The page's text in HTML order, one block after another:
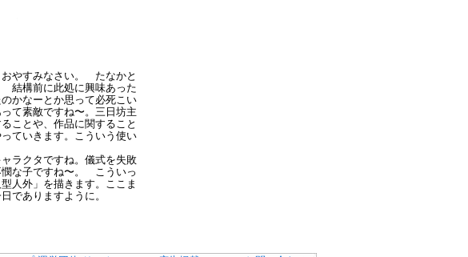
やすみなさい。 たなかと
結構前に此処に興味あった
かなーとか思って必死こい
て素敵ですね〜。三日坊主
ことや、作品に関すること
ていきます。こういう使い
ラクタですね。儀式を失敗
な子ですね〜。 こういっ
人外」を描きます。ここま
でありますように。